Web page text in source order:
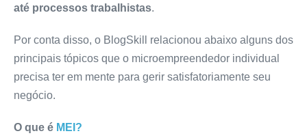
até processos trabalhistas.
Por conta disso, o BlogSkill relacionou abaixo alguns dos
principais tópicos que o microempreendedor individual
precisa ter em mente para gerir satisfatoriamente seu
negócio.
O que é MEI?